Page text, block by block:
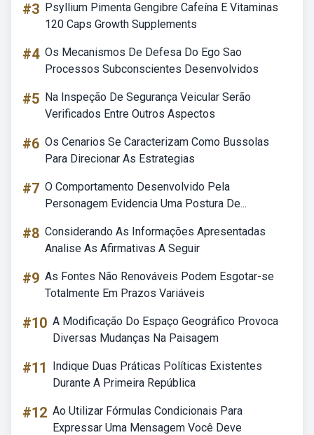
#3 Psyllium Pimenta Gengibre Cafeína E Vitaminas
120 Caps Growth Supplements
#4 Os Mecanismos De Defesa Do Ego Sao
Processos Subconscientes Desenvolvidos
#5 Na Inspeção De Segurança Veicular Serão
Verificados Entre Outros Aspectos
#6 Os Cenarios Se Caracterizam Como Bussolas
Para Direcionar As Estrategias
#7 O Comportamento Desenvolvido Pela
Personagem Evidencia Uma Postura De...
#8 Considerando As Informações Apresentadas
Analise As Afirmativas A Seguir
#9 As Fontes Não Renováveis Podem Esgotar-se
Totalmente Em Prazos Variáveis
#10 A Modificação Do Espaço Geográfico Provoca
Diversas Mudanças Na Paisagem
#11
Indique Duas Práticas Políticas Existentes
Durante A Primeira República
#12 Ao Utilizar Fórmulas Condicionais Para
Expressar Uma Mensagem Você Deve